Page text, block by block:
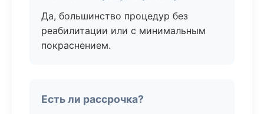
Да, большинство процедур без
реабилитации или с минимальным
покраснением.
Есть ли рассрочка?